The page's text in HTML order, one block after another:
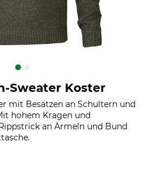
Sweater Koster
mit Besätzen an Schultern und
hohem Kragen und
an Ärmeln und Bund